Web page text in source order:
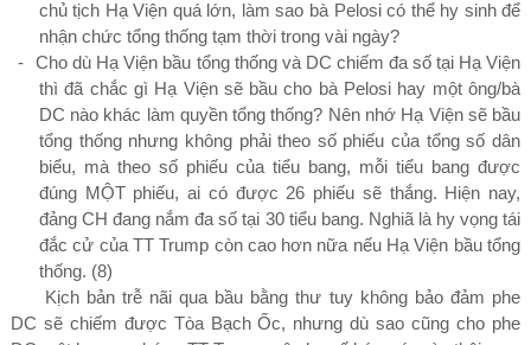
chủ tịch Hạ Viện quá lớn, làm sao bà Pelosi có thể hy sinh để
nhận chức tổng thống tạm thời trong vài ngày?
-
Cho dù Hạ Viện bầu tổng thống và DC chiếm đa số tại Hạ Viện
thì đã chắc gì Hạ Viện sẽ bầu cho bà Pelosi hay một ông/bà
DC nào khác làm quyền tổng thống? Nên nhớ Hạ Viện sẽ bầu
tổng thống nhưng không phải theo số phiếu của tổng số dân
biểu, mà theo số phiếu của tiểu bang, mỗi tiểu bang được
đúng MỘT phiếu, ai có được 26 phiếu sẽ thắng. Hiện nay,
đảng CH đang nắm đa số tại 30tiểu bang. Nghiã là hy vọng tái
đắc cử của TT Trump còn cao hơn nữa nếu Hạ Viện bầu tổng
thống. (8)
Kịch bản trễ nãi qua bầu bằng thư tuy không bảo đảm phe
DC sẽ chiếm được Tòa Bạch Ốc, nhưng dù sao cũng cho phe